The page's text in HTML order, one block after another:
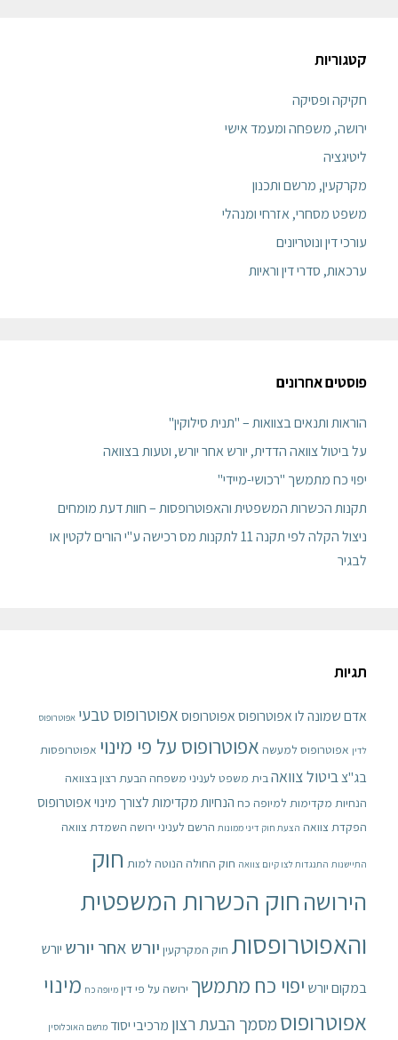
קטגוריות
חקיקה ופסיקה
ירושה, משפחה ומעמד אישי
ליטיגציה
מקרקעין, מרשם ותכנון
משפט מסחרי, אזרחי ומנהלי
עורכי דין ונוטריונים
ערכאות, סדרי דין וראיות
פוסטים אחרונים
הוראות ותנאים בצוואות – "תנית סילוקין"
על ביטול צוואה הדדית, יורש אחר יורש, וטעות בצוואה
יפוי כח מתמשך "רכושי-מיידי"
תקנות הכשרות המשפטית והאפוטרופסות – חוות דעת מומחים
ניצול הקלה לפי תקנה 11 לתקנות מס רכישה ע"י הורים לקטין או
לבגיר
תגיות
אדם שמונה לו אפוטרופוסאפוטרופוסאפוטרופוס טבעי אפוטרופוס
לדין אפוטרופוס למעשה אפוטרופוס על פי מינוי אפוטרופסות
בג"צביטול צוואהבית משפט לעניני משפחה הבעת רצון בצוואה
הנחיות מקדימות למיופה כח הנחיות מקדימות לצורך מינוי אפוטרופוס
הפקדת צוואה הצעת חוק דיני ממונות הרשם לעניני ירושה השמדת צוואה
התיישנות התנגדות לצו קיום צוואה חוק החולה הנוטה למות חוק
הירושהחוק הכשרות המשפטית
והאפוטרופסות חוק המקרקעין יורש אחר יורש יורש
במקום יורש יפוי כח מתמשך ירושה על פי דין מיופה כח מינוי
אפוטרופוס מסמך הבעת רצון מרכיבי יסוד מרשם האוכלוסין